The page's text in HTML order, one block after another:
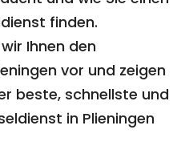
finden.
Ihnen den
vor und zeigen
beste, schnellste und
in Plieningen